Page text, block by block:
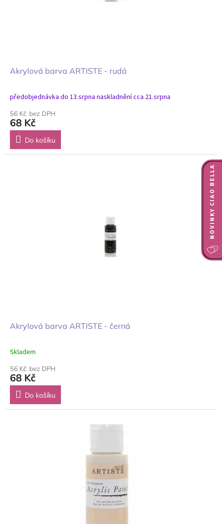
Akrylová barva ARTISTE - rudá
předobjednávka do 13.srpna naskladnění cca 21.srpna
56 Kč bez DPH
68 Kč
Do košíku
Akrylová barva ARTISTE - černá
Skladem
56 Kč bez DPH
68 Kč
Do košíku
NOVINKY CIAO BELLA